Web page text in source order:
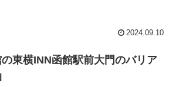
2024.09.10
東横INN函館駅前大門のバリア